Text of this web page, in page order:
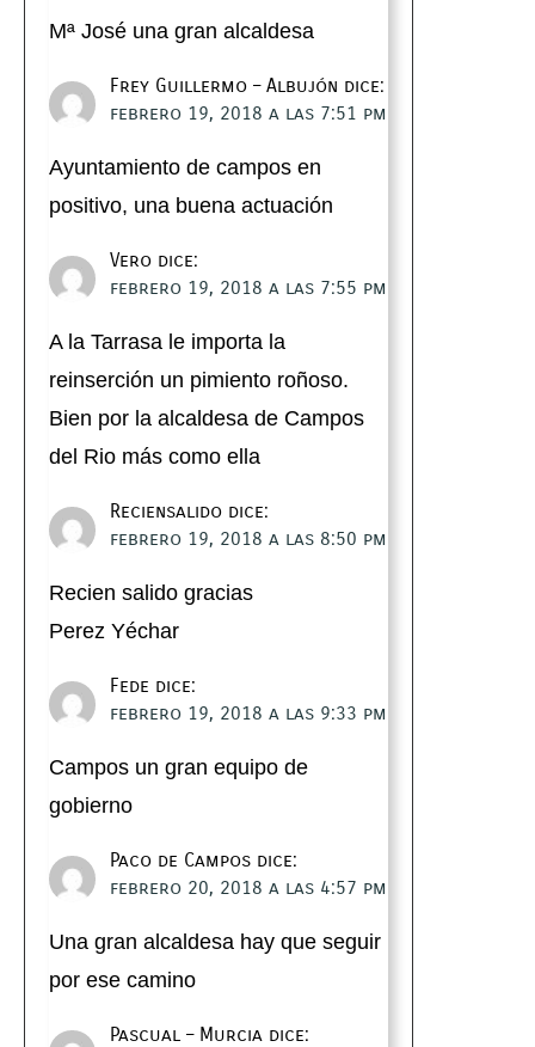
Mª José una gran alcaldesa
Frey Guillermo – Albujón dice:
febrero 19, 2018 a las 7:51 pm
Ayuntamiento de campos en
positivo, una buena actuación
Vero dice:
febrero 19, 2018 a las 7:55 pm
A la Tarrasa le importa la
reinserción un pimiento roñoso.
Bien por la alcaldesa de Campos
del Rio más como ella
Reciensalido dice:
febrero 19, 2018 a las 8:50 pm
Recien salido gracias
Perez Yéchar
Fede dice:
febrero 19, 2018 a las 9:33 pm
Campos un gran equipo de
gobierno
Paco de Campos dice:
febrero 20, 2018 a las 4:57 pm
Una gran alcaldesa hay que seguir
por ese camino
Pascual – Murcia dice: